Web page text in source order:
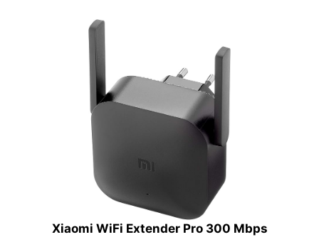
Xiaomi WiFi Extender Pro 300 Mbps